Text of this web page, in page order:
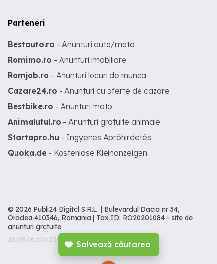
Salvează căutarea
Parteneri
Bestauto.ro - Anunturi auto/moto
Romimo.ro - Anunturi imobiliare
Romjob.ro - Anunturi locuri de munca
Cazare24.ro - Anunturi cu oferte de cazare
Bestbike.ro - Anunturi moto
Animalutul.ro - Anunturi gratuite animale
Startapro.hu - Ingyenes Apróhirdetés
Quoka.de - Kostenlose Kleinanzeigen
© 2026 Publi24 Digital S.R.L. | Bulevardul Dacia nr 34,
Oradea 410346, Romania | Tax ID: RO20201084 - site de
anunturi gratuite
26.08.06.c0c206c